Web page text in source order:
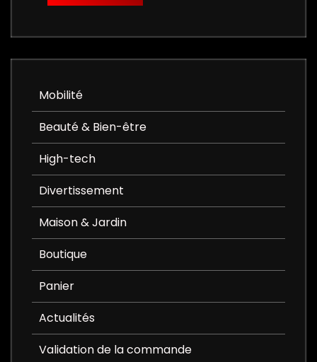
Mobilité
Beauté & Bien-être
High-tech
Divertissement
Maison & Jardin
Boutique
Panier
Actualités
Validation de la commande